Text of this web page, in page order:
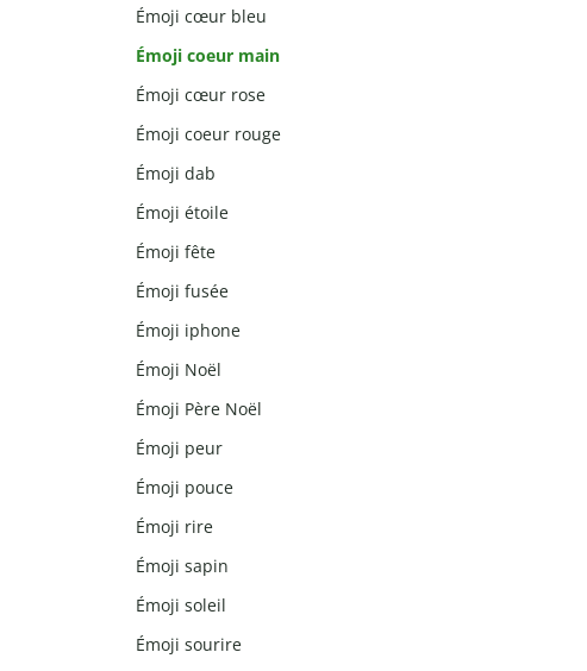
Émoji cœur bleu
Émoji coeur main
Émoji cœur rose
Émoji coeur rouge
Émoji dab
Émoji étoile
Émoji fête
Émoji fusée
Émoji iphone
Émoji Noël
Émoji Père Noël
Émoji peur
Émoji pouce
Émoji rire
Émoji sapin
Émoji soleil
Émoji sourire